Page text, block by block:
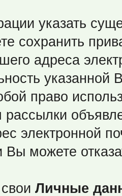
указать
сохранить
адреса
право
рассылки
электронной
Вы можете
Личные